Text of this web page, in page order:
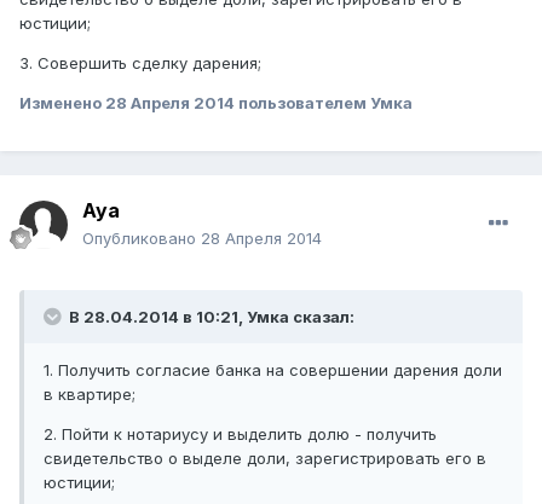
юстиции;
3. Совершить сделку дарения;
Изменено 28 Апреля 2014 пользователем Умка
Aya
Опубликовано 28 Апреля 2014
В 28.04.2014 в 10:21, Умка сказал:
1. Получить согласие банка на совершении дарения доли
в квартире;
2. Пойти к нотариусу и выделить долю - получить
свидетельство о выделе доли, зарегистрировать его в
юстиции;